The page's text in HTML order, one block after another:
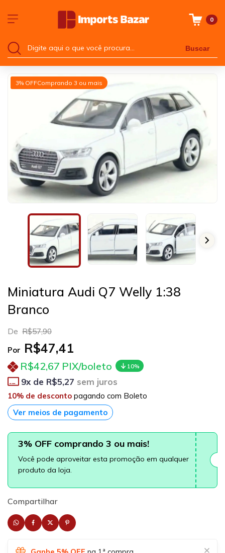
0
Buscar
3% OFFComprando 3 ou mais
Miniatura Audi Q7 Welly 1:38
Branco
De R$57,90
Por R$47,41
R$42,67 PIX/boleto 10%
9x de R$5,27 sem juros
10% de desconto pagando com Boleto
Ver meios de pagamento
3% OFF comprando 3 ou mais!
Você pode aproveitar esta promoção em qualquer
produto da loja.
Compartilhar